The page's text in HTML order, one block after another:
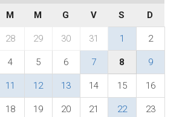
M M G V S D
28 29 30 31 1 2
4 5 6 7 8 9
11 12 13 14 15 16
18 19 20 21 22 23